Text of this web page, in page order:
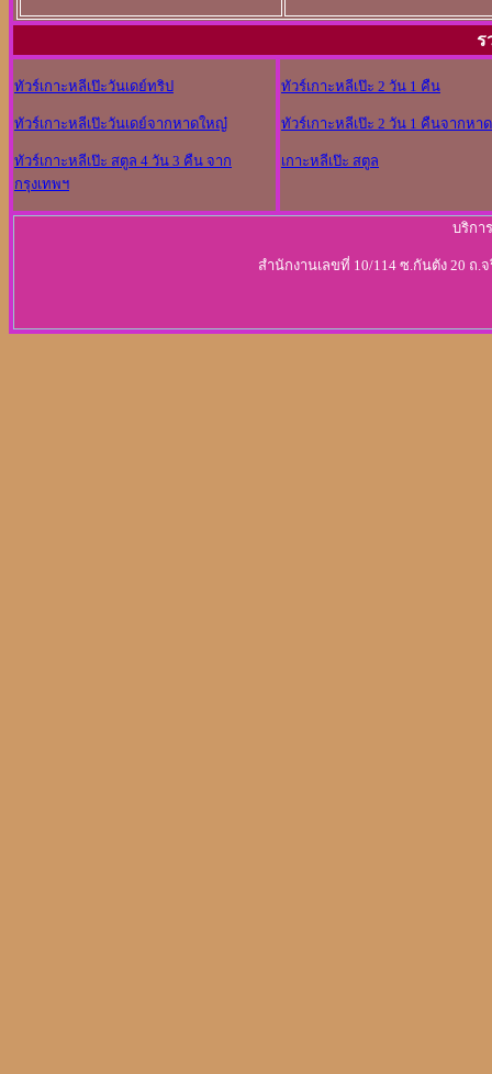
ร
ทัวร์เกาะหลีเป๊ะวันเดย์ทริป
ทัวร์เกาะหลีเป๊ะวันเดย์จากหาดใหญ๋
ทัวร์เกาะหลีเป๊ะ สตูล 4 วัน 3 คืน จาก
กรุงเทพฯ
ทัวร์เกาะหลีเป๊ะ 2 วัน 1 คืน
ทัวร์เกาะหลีเป๊ะ 2 วัน 1 คืนจากหา
เกาะหลีเป๊ะ สตูล
บริกา
สำนักงานเลขที่ 10/114 ซ.กันตัง 20 ถ.